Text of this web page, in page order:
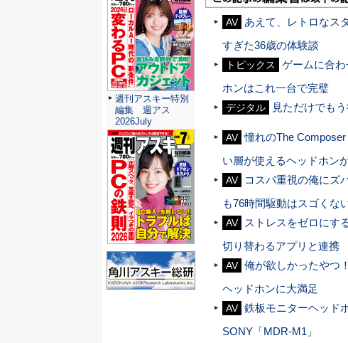
AV
あえて、レトロなス
すぎた36歳の体験談
トピックス
ゲームに合
ホンはこれ一台で完璧
デジタル 見ただけでも
AV 憧れのThe
い層が使えるヘッドホン
AV
コスパ重視の俺にズ
も76時間駆動はスゴくな
AV
ストレスをゼロにす
切り替わるアプリと連携
AV 俺が欲しかったやつ
ヘッドホンに大満足
AV 鉄板モニターヘッド
SONY「MDR-M1」
週刊アスキー特別
編集 週アス
2026July